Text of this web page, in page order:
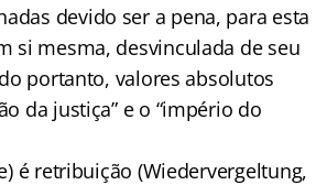
devido ser a pena, para esta
si mesma, desvinculada de seu
portanto, valores absolutos
da justiça” e o “império do
é retribuição (Wiedervergeltung,